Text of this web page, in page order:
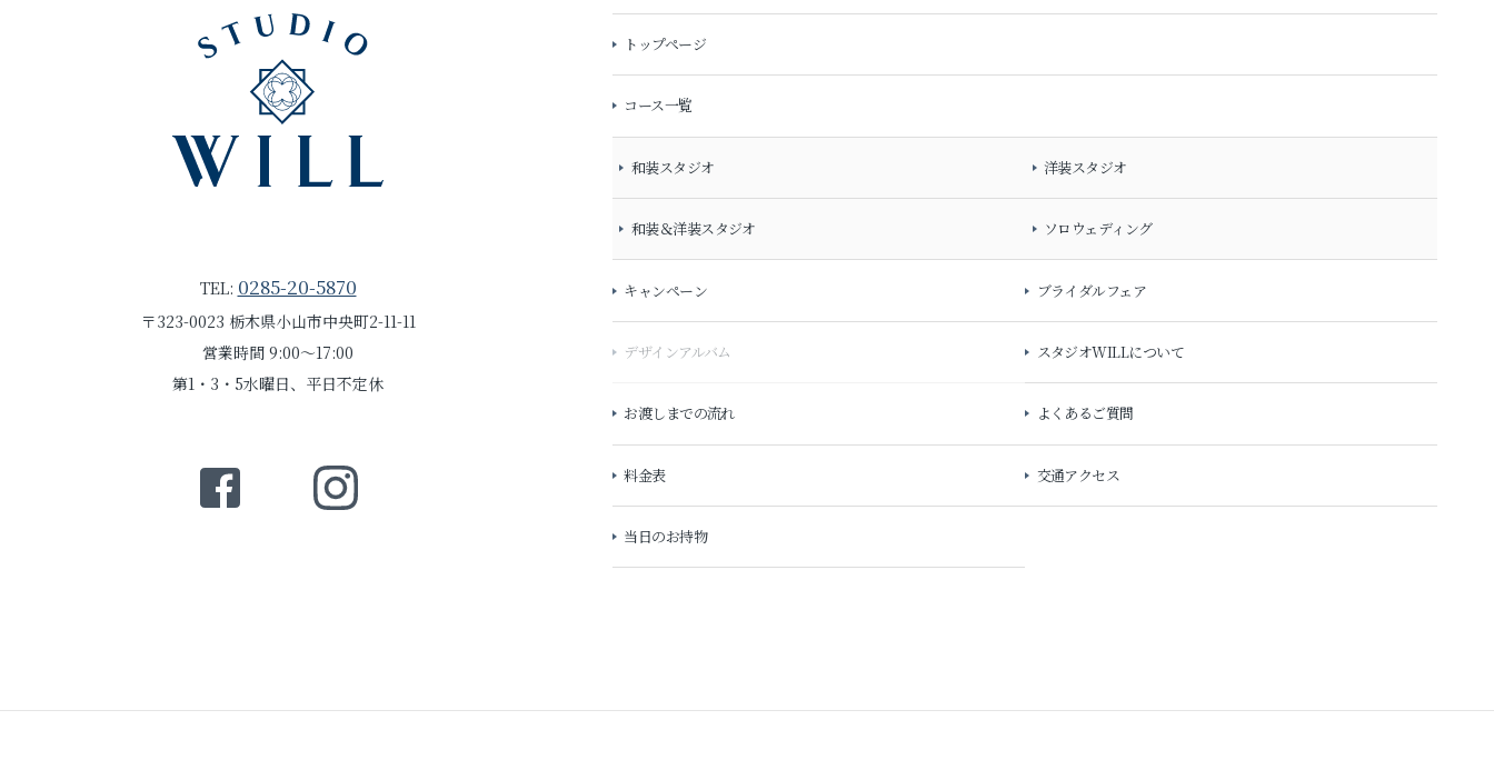
TEL: 0285-20-5870
〒323-0023 栃木県小山市中央町2-11-11
営業時間 9:00～17:00
第1・3・5水曜日、平日不定休
トップページ
コース一覧
和装スタジオ 洋装スタジオ
和装＆洋装スタジオ ソロウェディング
キャンペーン ブライダルフェア
デザインアルバム スタジオWILLについて
お渡しまでの流れ よくあるご質問
料金表 交通アクセス
当日のお持物